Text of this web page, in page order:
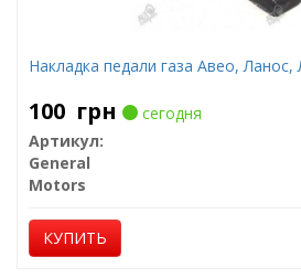
Накладка педали газа Авео,
100 грн
сегодня
Артикул:
General
Motors
КУПИТЬ